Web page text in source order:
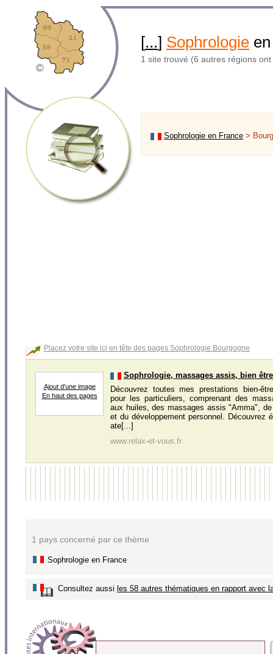
[...] Sophrologie
1 site trouvé (6 autres régions
Sophrologie en France >
Placez votre site ici en tête des pages Sophrologie Bourgogne
Ajout d'une image
En haut des pages
Sophrologie, massages assis, bien
Découvrez toutes mes prestations bien-
pour les particuliers, comprenant des
aux huiles, des massages assis "Amma",
et du développement personnel. Découvrez
ate[...]
www.relax-et-vous.fr
1 pays concerné par ce thème
Sophrologie en France
Consultez aussi les 58 autres thématiques en rapport avec